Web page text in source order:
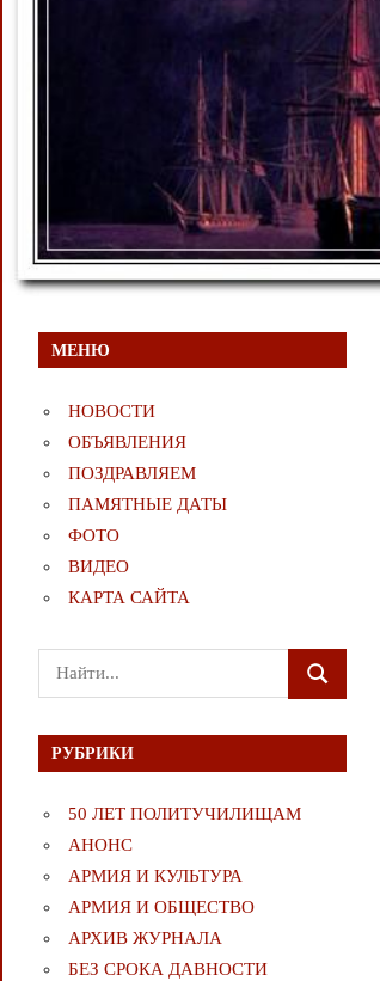
МЕНЮ
НОВОСТИ
ОБЪЯВЛЕНИЯ
ПОЗДРАВЛЯЕМ
ПАМЯТНЫЕ ДАТЫ
ФОТО
ВИДЕО
КАРТА САЙТА
Поиск
для:
ПОИСК
РУБРИКИ
50 ЛЕТ ПОЛИТУЧИЛИЩАМ
АНОНС
АРМИЯ И КУЛЬТУРА
АРМИЯ И ОБЩЕСТВО
АРХИВ ЖУРНАЛА
БЕЗ СРОКА ДАВНОСТИ